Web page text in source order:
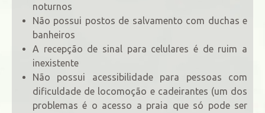
noturnos
Não possui postos de salvamento com duchas e
banheiros
A recepção de sinal para celulares é de ruim a
inexistente
Não possui acessibilidade para pessoas com
dificuldade de locomoção e cadeirantes (um dos
problemas é o acesso a praia que só pode ser